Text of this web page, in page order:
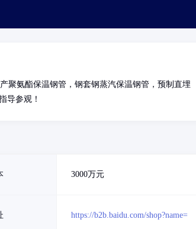
聚氨酯保温钢管，钢套钢蒸汽保温钢管，预制直埋
导参观！
3000万元
https://b2b.baidu.com/shop?name=